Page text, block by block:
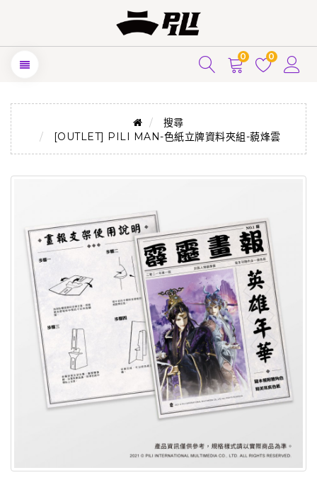
0 0
搜尋
[OUTLET] PILI MAN-色紙立牌資料夾組-藐烽雲